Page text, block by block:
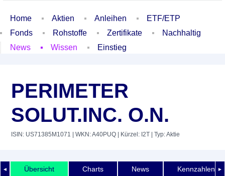
Home Aktien Anleihen
ETF/ETP
Fonds
Rohstoffe Zertifikate
Nachhaltig
News
Wissen Einstieg
PERIMETER
SOLUT.INC. O.N.
ISIN: US71385M1071 | WKN: A40PUQ | Kürzel: I2T | Typ: Aktie
◄ ►
Übersicht Charts News Kennzahlen